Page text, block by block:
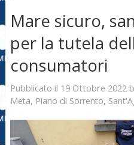
Mare sicuro,
per la tutela
consumatori
Pubblicato il 19 Ottobre 2022
Meta, Piano di Sorrento,